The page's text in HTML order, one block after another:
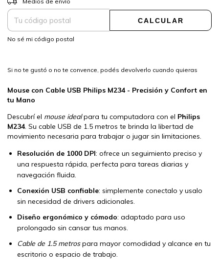
CALCULAR
No sé mi código postal
Si no te gustó o no te convence, podés devolverlo cuando quieras
Mouse con Cable USB Philips M234 - Precisión y Confort en
tu Mano
Descubrí el mouse idealpara tu computadora con el Philips
M234. Su cable USB de 1.5 metros te brinda la libertad de
movimiento necesaria para trabajar o jugar sin limitaciones.
Resolución de 1000 DPI: ofrece un seguimiento preciso y
una respuesta rápida, perfecta para tareas diarias y
navegación fluida.
Conexión USB confiable: simplemente conectalo y usalo
sin necesidad de drivers adicionales.
Diseño ergonómico y cómodo: adaptado para uso
prolongado sin cansar tus manos.
Cable de 1.5 metrospara mayor comodidad y alcance en tu
escritorio o espacio de trabajo.